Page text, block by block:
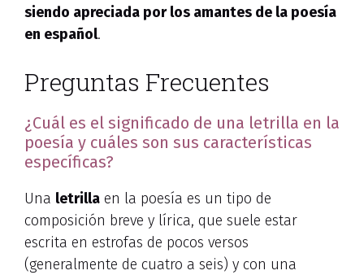
siendo apreciada por los amantes de la poesía
en español.
Preguntas Frecuentes
¿Cuál es el significado de una letrilla en la
poesía y cuáles son sus características
específicas?
Una letrilla en la poesía es un tipo de
composición breve y lírica, que suele estar
escrita en estrofas de pocos versos
(generalmente de cuatro a seis) y con una